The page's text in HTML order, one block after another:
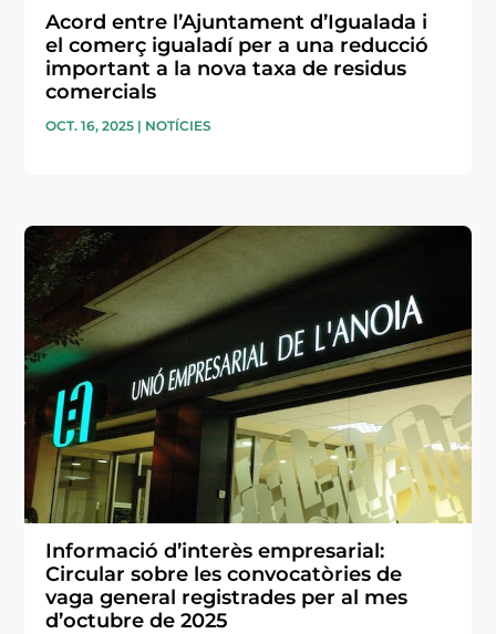
Acord entre l’Ajuntament d’Igualada i
el comerç igualadí per a una reducció
important a la nova taxa de residus
comercials
OCT. 16, 2025 | NOTÍCIES
Informació d’interès empresarial:
Circular sobre les convocatòries de
vaga general registrades per al mes
d’octubre de 2025